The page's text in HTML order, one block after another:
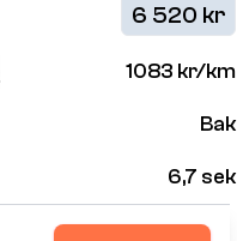
6 520 kr
1083 kr/km
Bak
6,7 sek